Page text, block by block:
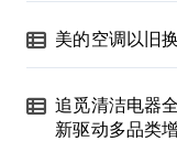
美的空调以旧
追觅清洁电器
新驱动多品类